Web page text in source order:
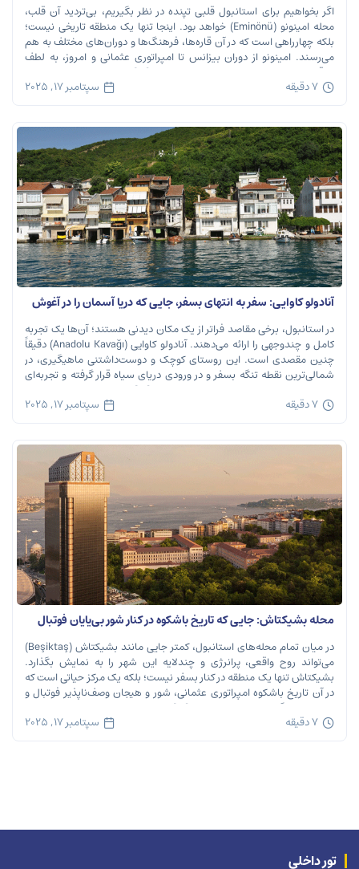
اگر بخواهیم برای استانبول قلبی تپنده در نظر بگیریم، بی‌تردید آن قلب،
محله امینونو (Eminönü) خواهد بود. اینجا تنها یک منطقه تاریخی نیست؛
بلکه چهارراهی است که در آن قاره‌ها، فرهنگ‌ها و دوران‌های مختلف به هم
می‌رسند. امینونو از دوران بیزانس تا امپراتوری عثمانی و امروز، به لطف
موقعیت استراتژیک خود در دهانه خلیج شاخ […]
7 دقیقه سپتامبر 17, 2025
آنادولو کاوایی: سفر به انتهای بسفر، جایی که دریا آسمان را در آغوش
می‌گیرد
در استانبول، برخی مقاصد فراتر از یک مکان دیدنی هستند؛ آن‌ها یک تجربه
کامل و چندوجهی را ارائه می‌دهند. آنادولو کاوایی (Anadolu Kavağı) دقیقاً
چنین مقصدی است. این روستای کوچک و دوست‌داشتنی ماهیگیری، در
شمالی‌ترین نقطه تنگه بسفر و در ورودی دریای سیاه قرار گرفته و تجربه‌ای
بی‌نظیر از تاریخ، طبیعت و طعم‌های اصیل را […]
7 دقیقه سپتامبر 17, 2025
محله بشیکتاش: جایی که تاریخ باشکوه در کنار شور بی‌پایان فوتبال
نفس می‌کشد
در میان تمام محله‌های استانبول، کمتر جایی مانند بشیکتاش (Beşiktaş)
می‌تواند روح واقعی، پرانرژی و چندلایه این شهر را به نمایش بگذارد.
بشیکتاش تنها یک منطقه در کنار بسفر نیست؛ بلکه یک مرکز حیاتی است که
در آن تاریخ باشکوه امپراتوری عثمانی، شور و هیجان وصف‌ناپذیر فوتبال و
ریتم تند زندگی مدرن شهری در هم […]
7 دقیقه سپتامبر 17, 2025
تور داخلی